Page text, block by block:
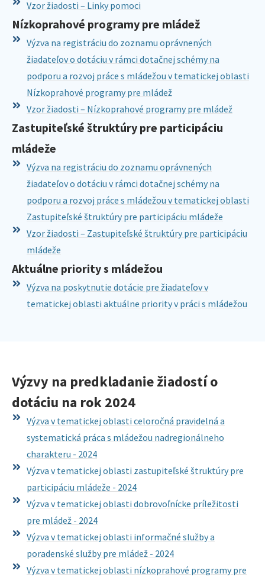
Vzor žiadosti – Linky pomoci
Nízkoprahové programy pre mládež
Výzva na registráciu do zoznamu oprávnených
žiadateľov o dotáciu v rámci dotačnej schémy na
podporu a rozvoj práce s mládežou v tematickej oblasti
Nízkoprahové programy pre mládež
Vzor žiadosti – Nízkoprahové programy pre mládež
Zastupiteľské štruktúry pre participáciu
mládeže
Výzva na registráciu do zoznamu oprávnených
žiadateľov o dotáciu v rámci dotačnej schémy na
podporu a rozvoj práce s mládežou v tematickej oblasti
Zastupiteľské štruktúry pre participáciu mládeže
Vzor žiadosti – Zastupiteľské štruktúry pre participáciu
mládeže
Aktuálne priority s mládežou
Výzva na poskytnutie dotácie pre žiadateľov v
tematickej oblasti aktuálne priority v práci s mládežou
Výzvy na predkladanie žiadostí o
dotáciu na rok 2024
Výzva v tematickej oblasti celoročná pravidelná a
systematická práca s mládežou nadregionálneho
charakteru - 2024
Výzva v tematickej oblasti zastupiteľské štruktúry pre
participáciu mládeže - 2024
Výzva v tematickej oblasti dobrovoľnícke príležitosti
pre mládež - 2024
Výzva v tematickej oblasti informačné služby a
poradenské služby pre mládež - 2024
Výzva v tematickej oblasti nízkoprahové programy pre